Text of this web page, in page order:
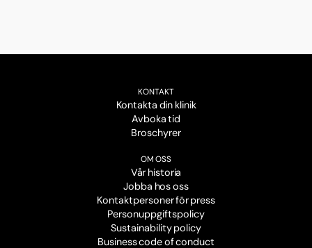
KONTAKT
Kontakta din klinik
Avboka tid
Broschyrer
OM OSS
Vår historia
Jobba hos oss
Kontaktpersoner för press
Personuppgiftspolicy
Sustainability policy
Business code of conduct